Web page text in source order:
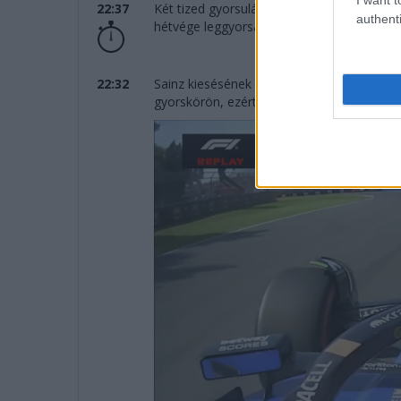
22:37
Két tized gyorsulás a Q2 elején: Alonso
hétvége leggyorsabb körével vezet a két
22:32
Sainz kiesésének oka: Hadjar
gyorskörön, ezért minden bizonnyal